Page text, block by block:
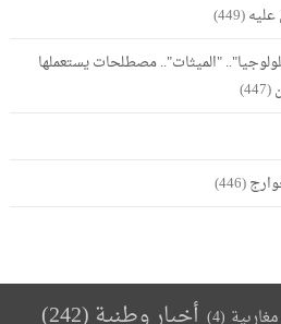
عليه(449)
"الميثات".. مصطلحات يستعملها
(447)
(446)